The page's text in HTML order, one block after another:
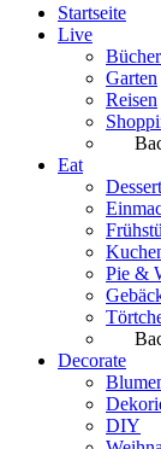
Startseite
Live
Garten
Reisen
Eat
Dessert
Pie &
Decorate
DIY